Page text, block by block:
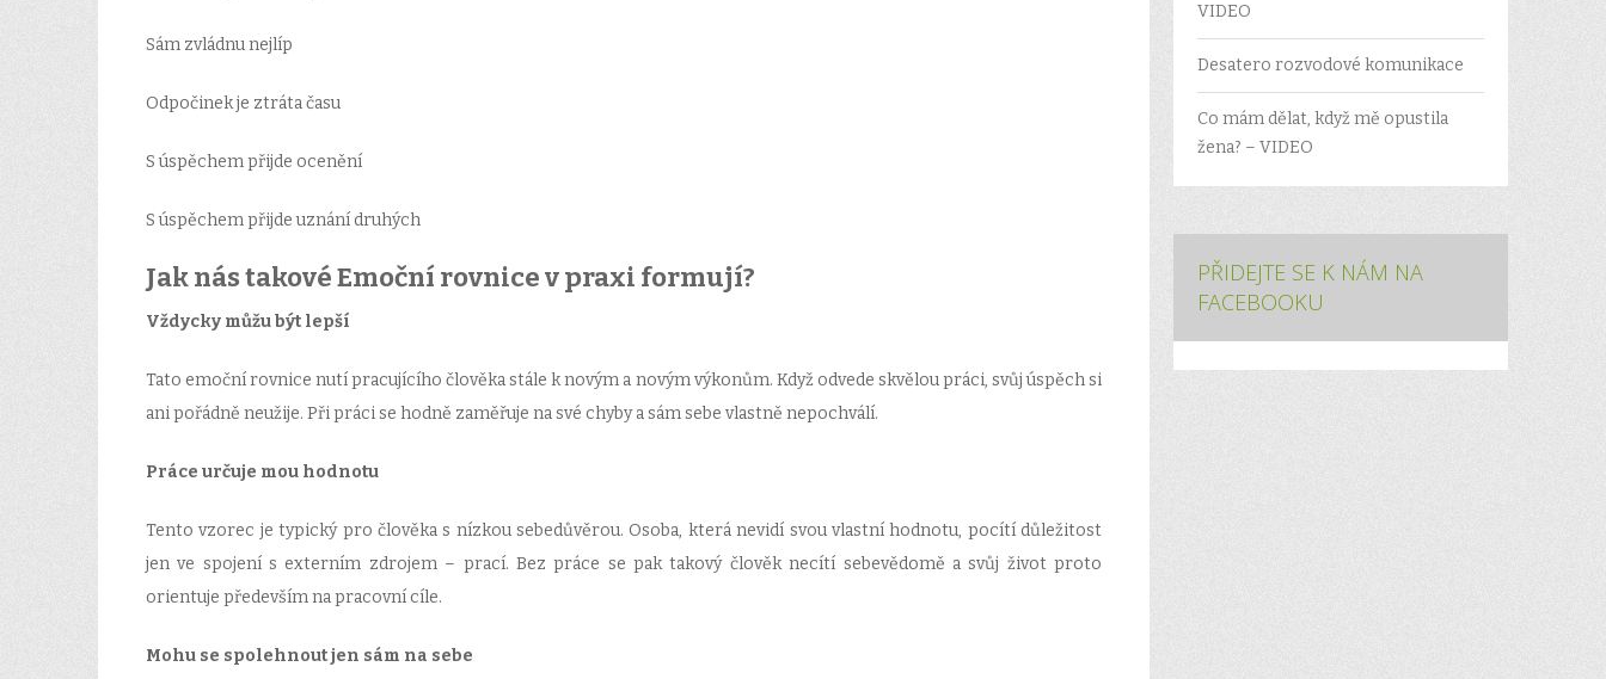
Sám zvládnu nejlíp
Odpočinek je ztráta času
S úspěchem přijde ocenění
S úspěchem přijde uznání druhých
Jak nás takové Emoční rovnice v praxi formují?
Vždycky můžu být lepší
Tato emoční rovnice nutí pracujícího člověka stále k novým a novým výkonům. Když odvede skvělou práci, svůj úspěch si
ani pořádně neužije. Při práci se hodně zaměřuje na své chyby a sám sebe vlastně nepochválí.
Práce určuje mou hodnotu
Tento vzorec je typický pro člověka s nízkou sebedůvěrou. Osoba, která nevidí svou vlastní hodnotu, pocítí důležitost
jen ve spojení s externím zdrojem – prací. Bez práce se pak takový člověk necítí sebevědomě a svůj život proto
orientuje především na pracovní cíle.
Mohu se spolehnout jen sám na sebe
VIDEO
Desatero rozvodové komunikace
Co mám dělat, když mě opustila
žena? – VIDEO
PŘIDEJTE SE K NÁM NA
FACEBOOKU